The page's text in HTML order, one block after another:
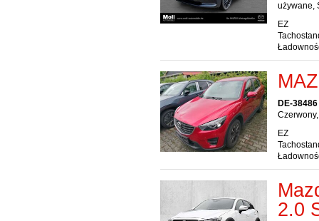
używane,
EZ
DE-
EZ
2.0